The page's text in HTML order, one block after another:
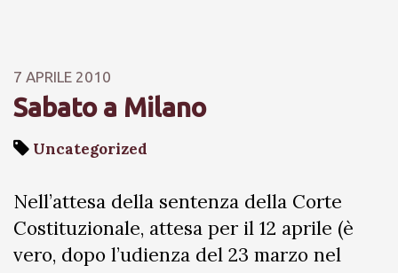
7 APRILE 2010
Sabato a Milano
Uncategorized
Nell’attesa della sentenza della Corte
Costituzionale, attesa per il 12 aprile (è
vero, dopo l’udienza del 23 marzo nel